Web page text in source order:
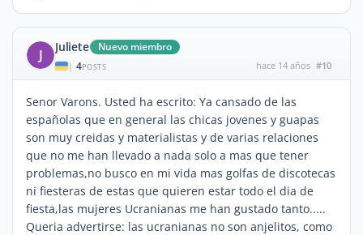
J Juliete Nuevo miembro
| 4POSTS hace 14 años #10
Senor Varons. Usted ha escrito: Ya cansado de las
españolas que en general las chicas jovenes y guapas
son muy creidas y materialistas y de varias relaciones
que no me han llevado a nada solo a mas que tener
problemas,no busco en mi vida mas golfas de discotecas
ni fiesteras de estas que quieren estar todo el dia de
fiesta,las mujeres Ucranianas me han gustado tanto.....
Queria advertirse: las ucranianas no son anjelitos, como